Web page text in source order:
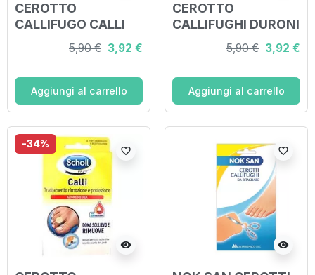
CEROTTO
CALLIFUGO CALLI
DURI 4 CEROTTI + 4
DISCHETTI
5,90 € 3,92 €
Aggiungi al carrello
CEROTTO
CALLIFUGHI DURONI
2 CEROTTI + 2
DISCHETTI
5,90 € 3,92 €
Aggiungi al carrello
-34%
visibility
favorite_border
visibility
favorite_border